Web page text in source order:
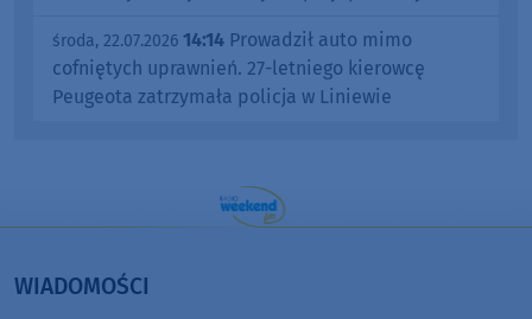
środa, 22.07.2026 14:14 Prowadził auto mimo
cofniętych uprawnień. 27-letniego kierowcę
Peugeota zatrzymała policja w Liniewie
WIADOMOŚCI